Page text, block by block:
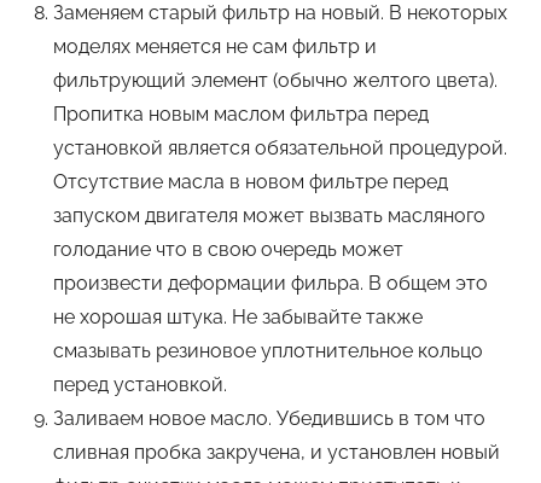
Заменяем старый фильтр на новый. В некоторых
моделях меняется не сам фильтр и
фильтрующий элемент (обычно желтого цвета).
Пропитка новым маслом фильтра перед
установкой является обязательной процедурой.
Отсутствие масла в новом фильтре перед
запуском двигателя может вызвать масляного
голодание что в свою очередь может
произвести деформации фильра. В общем это
не хорошая штука. Не забывайте также
смазывать резиновое уплотнительное кольцо
перед установкой.
Заливаем новое масло. Убедившись в том что
сливная пробка закручена, и установлен новый